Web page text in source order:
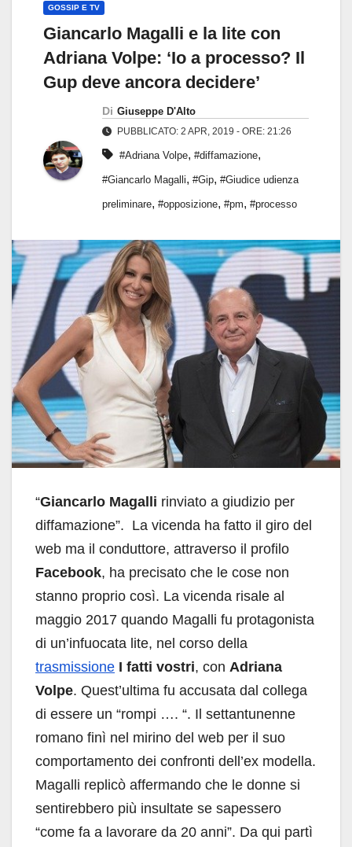
GOSSIP E TV
Giancarlo Magalli e la lite con
Adriana Volpe: ‘Io a processo? Il
Gup deve ancora decidere’
Di Giuseppe D'Alto
PUBBLICATO: 2 APR, 2019 - ORE: 21:26
#Adriana Volpe, #diffamazione,
#Giancarlo Magalli, #Gip, #Giudice udienza
preliminare, #opposizione, #pm, #processo
“Giancarlo Magalli rinviato a giudizio per
diffamazione”. La vicenda ha fatto il giro del
web ma il conduttore, attraverso il profilo
Facebook, ha precisato che le cose non
stanno proprio così. La vicenda risale al
maggio 2017 quando Magalli fu protagonista
di un’infuocata lite, nel corso della
trasmissione I fatti vostri, con Adriana
Volpe. Quest’ultima fu accusata dal collega
di essere un “rompi …. “. Il settantunenne
romano finì nel mirino del web per il suo
comportamento dei confronti dell’ex modella.
Magalli replicò affermando che le donne si
sentirebbero più insultate se sapessero
“come fa a lavorare da 20 anni”. Da qui partì